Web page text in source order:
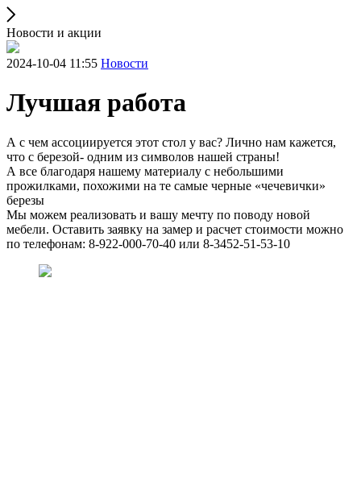
Новости и акции
2024-10-04 11:55 Новости
Лучшая работа
А с чем ассоциируется этот стол у вас? Лично нам кажется,
что с березой- одним из символов нашей страны!
А все благодаря нашему материалу с небольшими
прожилками, похожими на те самые черные «чечевички»
березы
Мы можем реализовать и вашу мечту по поводу новой
мебели. Оставить заявку на замер и расчет стоимости можно
по телефонам: 8-922-000-70-40 или 8-3452-51-53-10